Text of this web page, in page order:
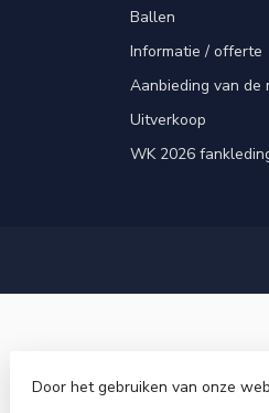
Ballen
Informatie / offerte
Aanbieding van de
Uitverkoop
WK 2026
Door het gebruiken van onze